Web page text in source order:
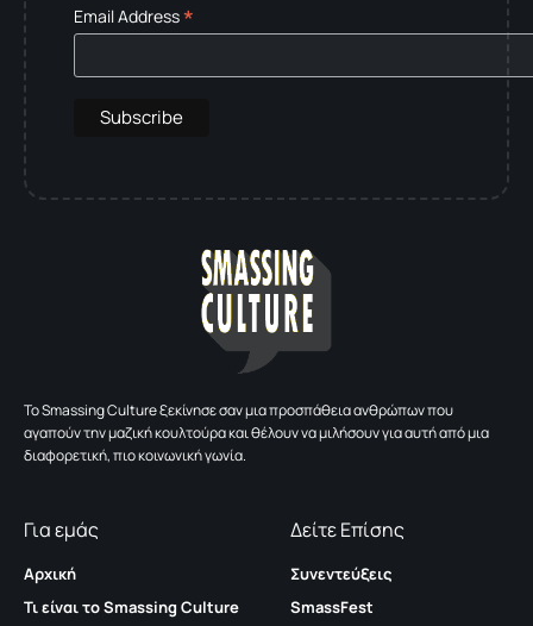
Email Address*
To Smassing Culture ξεκίνησε σαν μια προσπάθεια ανθρώπων που
αγαπούν την μαζική κουλτούρα και θέλουν να μιλήσουν για αυτή από μια
διαφορετική, πιο κοινωνική γωνία.
Για εμάς
Αρχική
Τι είναι το Smassing Culture
Δείτε Επίσης
Συνεντεύξεις
SmassFest